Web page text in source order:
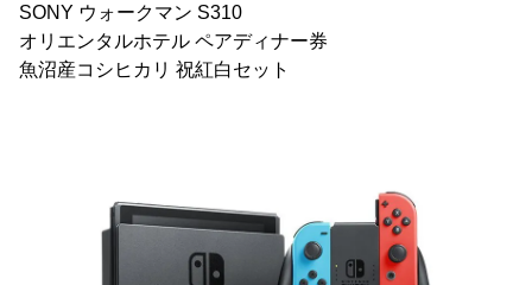
SONY ウォークマン S310
オリエンタルホテル ペアディナー券
魚沼産コシヒカリ 祝紅白セット